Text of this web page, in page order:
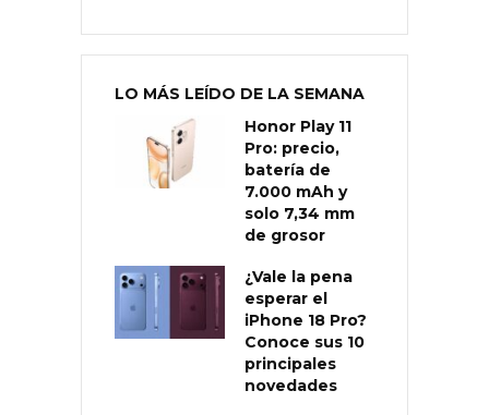
LO MÁS LEÍDO DE LA SEMANA
Honor Play 11
Pro: precio,
batería de
7.000 mAh y
solo 7,34 mm
de grosor
¿Vale la pena
esperar el
iPhone 18 Pro?
Conoce sus 10
principales
novedades